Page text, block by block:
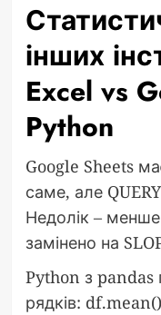
інших
Excel vs
Python
Google Sheets
саме, але
Недолік –
замінено на
Python з pandas
рядків: